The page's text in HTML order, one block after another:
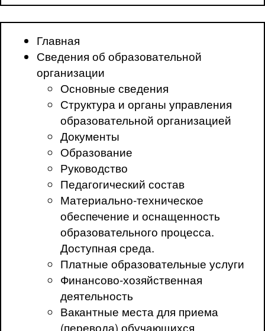
Главная
Сведения об образовательной
организации
Основные сведения
Структура и органы управления
образовательной организацией
Документы
Образование
Руководство
Педагогический состав
Материально-техническое
обеспечение и оснащенность
образовательного процесса.
Доступная среда.
Платные образовательные услуги
Финансово-хозяйственная
деятельность
Вакантные места для приема
(перевода) обучающихся